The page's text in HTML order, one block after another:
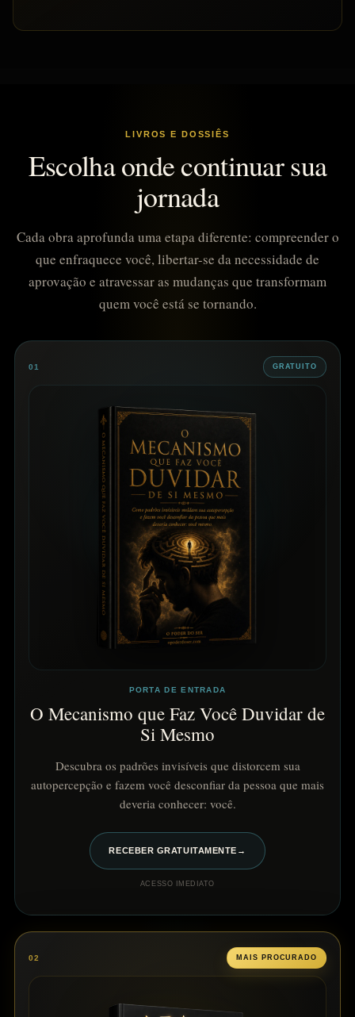
LIVROS E DOSSIÊS
Escolha onde continuar sua
jornada
Cada obra aprofunda uma etapa diferente: compreender o
que enfraquece você, libertar-se da necessidade de
aprovação e atravessar as mudanças que transformam
quem você está se tornando.
01 GRATUITO
PORTA DE ENTRADA
O Mecanismo que Faz Você Duvidar de
Si Mesmo
Descubra os padrões invisíveis que distorcem sua
autopercepção e fazem você desconfiar da pessoa que mais
deveria conhecer: você.
RECEBER GRATUITAMENTE →
ACESSO IMEDIATO
02 MAIS PROCURADO